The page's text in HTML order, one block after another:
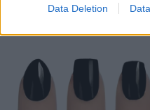
Data Deletion